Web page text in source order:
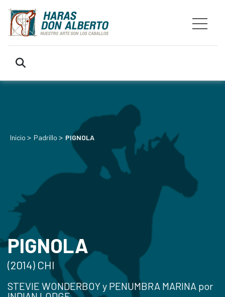
Inicio > Padrillo > PIGNOLA
PIGNOLA
(2014) CHI
STEVIE WONDERBOY y PENUMBRA MARINA por